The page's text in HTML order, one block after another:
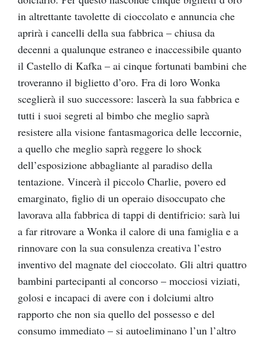
in altrettante tavolette di cioccolato e annuncia che
aprirà i cancelli della sua fabbrica – chiusa da
decenni a qualunque estraneo e inaccessibile quanto
il Castello di Kafka – ai cinque fortunati bambini che
troveranno il biglietto d’oro. Fra di loro Wonka
sceglierà il suo successore: lascerà la sua fabbrica e
tutti i suoi segreti al bimbo che meglio saprà
resistere alla visione fantasmagorica delle leccornie,
a quello che meglio saprà reggere lo shock
dell’esposizione abbagliante al paradiso della
tentazione. Vincerà il piccolo Charlie, povero ed
emarginato, figlio di un operaio disoccupato che
lavorava alla fabbrica di tappi di dentifricio: sarà lui
a far ritrovare a Wonka il calore di una famiglia e a
rinnovare con la sua consulenza creativa l’estro
inventivo del magnate del cioccolato. Gli altri quattro
bambini partecipanti al concorso – mocciosi viziati,
golosi e incapaci di avere con i dolciumi altro
rapporto che non sia quello del possesso e del
consumo immediato – si autoeliminano l’un l’altro